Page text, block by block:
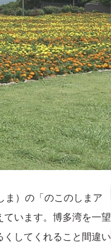
ま）の「のこのしまア
います。博多湾を一望
してくれること間違い